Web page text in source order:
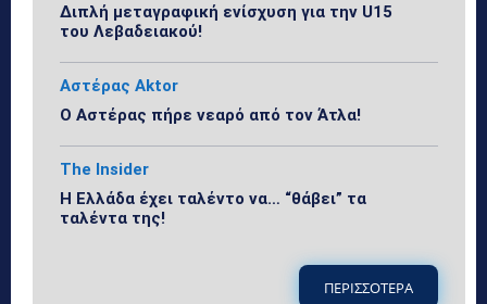
Διπλή μεταγραφική ενίσχυση για την U15
του Λεβαδειακού!
Αστέρας Aktor
Ο Αστέρας πήρε νεαρό από τον Άτλα!
The Insider
Η Ελλάδα έχει ταλέντο να… “θάβει” τα
ταλέντα της!
ΠΕΡΙΣΣΟΤΕΡΑ